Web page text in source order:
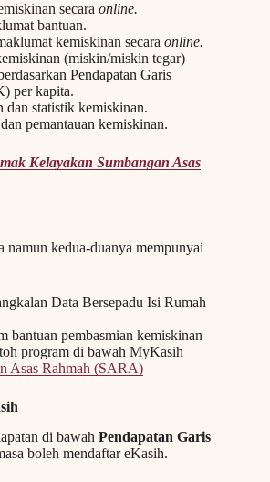
secara online.
bantuan.
kemiskinan secara online.
(miskin/miskin tegar)
Pendapatan Garis
per kapita.
dan statistik kemiskinan.
dan pemantauan kemiskinan.
Kelayakan Sumbangan Asas
namun kedua-duanya mempunyai
Data Bersepadu Isi Rumah
bantuan pembasmian kemiskinan
program di bawah MyKasih
Asas Rahmah (SARA)
di bawah Pendapatan Garis
boleh mendaftar eKasih.